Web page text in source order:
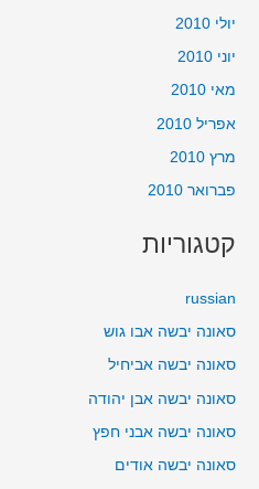
יולי 2010
יוני 2010
מאי 2010
אפריל 2010
מרץ 2010
פברואר 2010
קטגוריות
russian
סאונה יבשה אבו גוש
סאונה יבשה אביחיל
סאונה יבשה אבן יהודה
סאונה יבשה אבני חפץ
סאונה יבשה אודים